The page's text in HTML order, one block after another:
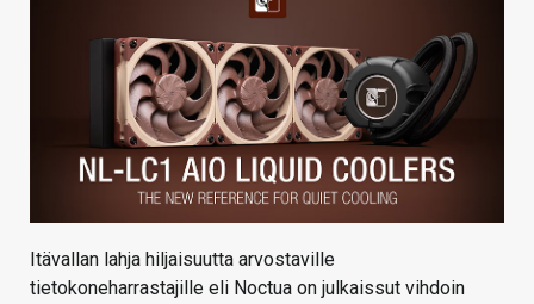
Itävallan lahja hiljaisuutta arvostaville
tietokoneharrastajille eli Noctua on julkaissut vihdoin